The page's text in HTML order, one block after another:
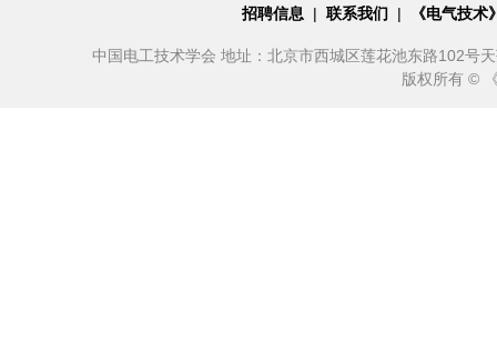
招聘信息 | 联系我们 | 《电气技
中国电工技术学会 地址：北京市西城区莲花池东路102号
版权所有 ©